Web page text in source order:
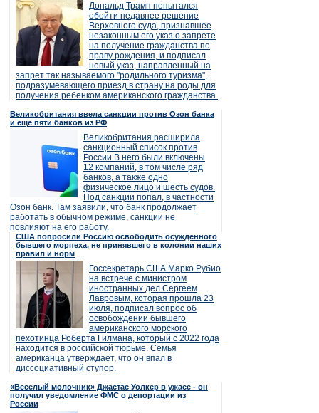
Дональд Трамп попытался
обойти недавнее решение
Верховного суда, признавшее
незаконным его указ о запрете
на получение гражданства по
праву рождения, и подписал
новый указ, направленный на
запрет так называемого "родильного туризма",
подразумевающего приезд в страну на роды для
получения ребенком американского гражданства.
Великобритания ввела санкции против Озон банка
и еще пяти банков из РФ
Великобритания расширила
санкционный список против
России.В него были включены
12 компаний, в том числе ряд
банков, а также одно
физическое лицо и шесть судов.
Под санкции попал, в частности
Озон банк. Там заявили, что банк продолжает
работать в обычном режиме, санкции не
повлияют на его работу.
США попросили Россию освободить осужденного
бывшего морпеха, не принявшего в колонии наших
правил и норм
Госсекретарь США Марко Рубио
на встрече с министром
иностранных дел Сергеем
Лавровым, которая прошла 23
июля, подписал вопрос об
освобождении бывшего
американского морского
пехотинца Роберта Гилмана, который с 2022 года
находится в российской тюрьме. Семья
американца утверждает, что он впал в
диссоциативный ступор.
«Веселый молочник» Джастас Уолкер в ужасе - он
получил уведомление ФМС о депортации из
России